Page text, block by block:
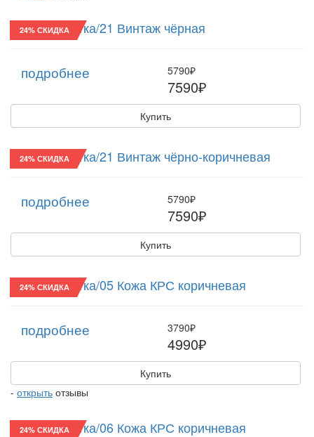
24% СКИДКА
Конфедератка/21 Винтаж чёрная
подробнее 5790₽
7590₽
Купить
24% СКИДКА
Конфедератка/21 Винтаж чёрно-коричневая
подробнее 5790₽
7590₽
Купить
24% СКИДКА
Конфедератка/05 Кожа КРС коричневая
подробнее 3790₽
4990₽
Купить
- открыть отзывы
24% СКИДКА
Конфедератка/06 Кожа КРС коричневая